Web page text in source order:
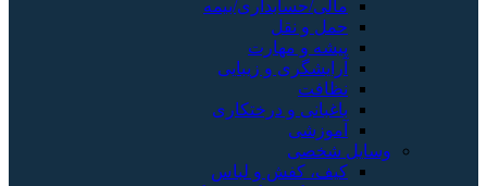
مالی/حسابداری/بیمه
حمل و نقل
پیشه و مهارت
آرایشگری و زیبایی
نظافت
باغبانی و درختکاری
آموزشی
وسایل شخصی
کیف، کفش و لباس